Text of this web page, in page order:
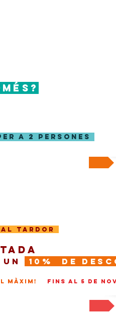
a 2 persones
tardor
10% de
màxim! fins al 5 de